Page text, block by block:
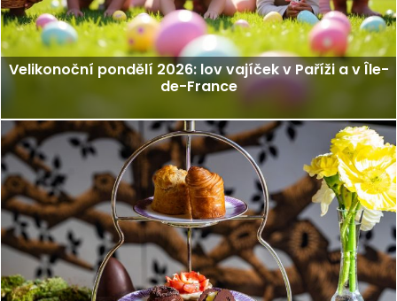
Velikonoční pondělí 2026: lov vajíček v Paříži a v Île-
de-France